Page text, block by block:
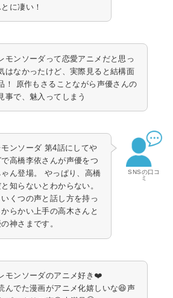
に凄い！
モンソーダって恋愛アニメだと思っ
はなかったけど、実際見ると結構面
！ 原作もさることながら声優さんの
事で、魅入ってしまう
SNSの口コ
ミ
ンソーダ 第4話にしてや
高橋李依さんが声優をつ
ん登場。 やっぱり、高橋
知らないとわからない。
くつの声と話し方を持っ
らかい上手の高木さんと
神さまです。
モンソーダのアニメ好き❤️
んでた漫画がアニメ化嬉しいな😆声